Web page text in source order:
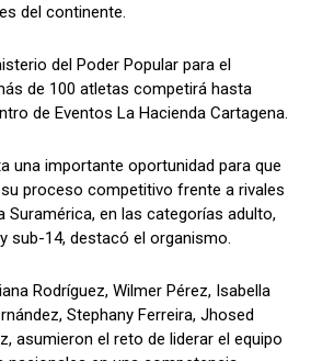
del continente.
del Poder Popular para el
de 100 atletas competirá hasta
de Eventos La Hacienda Cartagena.
una importante oportunidad para que
proceso competitivo frente a rivales
Suramérica, en las categorías adulto,
sub-14, destacó el organismo.
Rodríguez, Wilmer Pérez, Isabella
Stephany Ferreira, Jhosed
asumieron el reto de liderar el equipo